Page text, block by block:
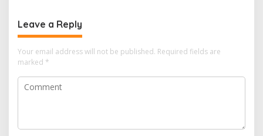
Leave a Reply
Your email address will not be published. Required fields are
marked *